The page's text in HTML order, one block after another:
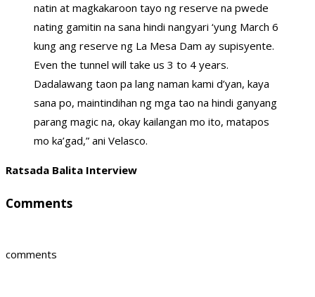
natin at magkakaroon tayo ng reserve na pwede
nating gamitin na sana hindi nangyari ‘yung March 6
kung ang reserve ng La Mesa Dam ay supisyente.
Even the tunnel will take us 3 to 4 years.
Dadalawang taon pa lang naman kami d’yan, kaya
sana po, maintindihan ng mga tao na hindi ganyang
parang magic na, okay kailangan mo ito, matapos
mo ka’gad,” ani Velasco.
Ratsada Balita Interview
Comments
comments